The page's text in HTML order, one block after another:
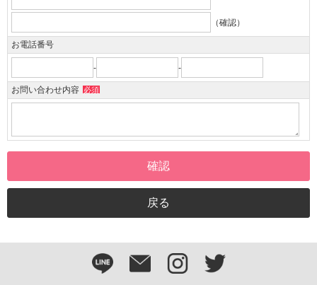
（確認）
お電話番号
- -
お問い合わせ内容 必須